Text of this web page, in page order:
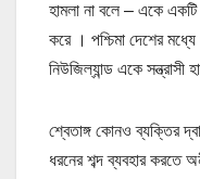
হামলা না বলে – একে একটি
করে । পশ্চিমা দেশের
নিউজিল্যান্ড একে সন্ত্রাসী
শ্বেতাঙ্গ কোনও ব্যক্তির
ধরনের শব্দ ব্যবহার করতে